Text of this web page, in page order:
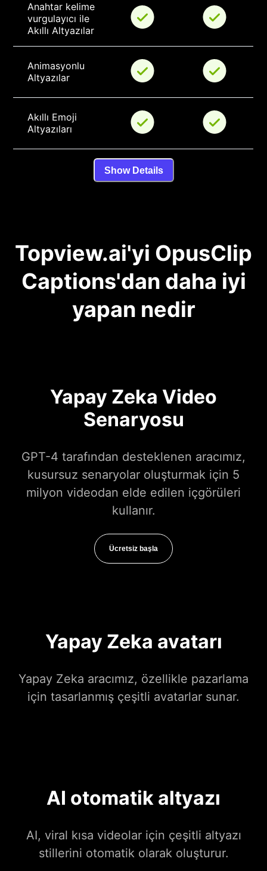
Anahtar kelime
vurgulayıcı ile
Akıllı Altyazılar
Animasyonlu
Altyazılar
Akıllı Emoji
Altyazıları
Show Details
Topview.ai'yi OpusClip
Captions'dan daha iyi
yapan nedir
Yapay Zeka Video
Senaryosu
GPT-4 tarafından desteklenen aracımız,
kusursuz senaryolar oluşturmak için 5
milyon videodan elde edilen içgörüleri
kullanır.
Ücretsiz başla
Yapay Zeka avatarı
Yapay Zeka aracımız, özellikle pazarlama
için tasarlanmış çeşitli avatarlar sunar.
AI otomatik altyazı
AI, viral kısa videolar için çeşitli altyazı
stillerini otomatik olarak oluşturur.